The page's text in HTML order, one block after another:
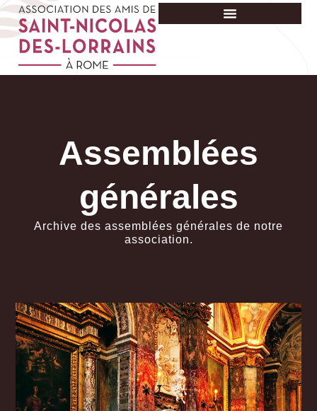
Aller
au
contenu
Assemblées
générales
Archive des assemblées générales de notre
association.